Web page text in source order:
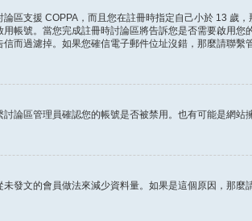
區支援 COPPA，而且您在註冊時指定自己小於 13 歲
帳號。當您完成註冊時討論區將告訴您是否需要啟用
而過濾掉。如果您確信電子郵件位址沒錯，那麼請聯繫
區管理員確認您的帳號是否被禁用。也有可能是網站
發文的會員做法來減少資料量。如果是這個原因，那麼